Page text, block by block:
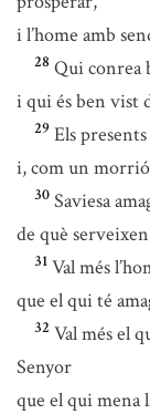
i l’home amb
28 Qui conrea
i qui és ben vist
29 Els
i, com un morrió
30 Saviesa
de què
31 Val més
que el qui té
32 Val més el
Senyor
que el qui mena